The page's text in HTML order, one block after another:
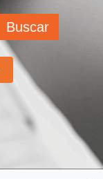
Buscar